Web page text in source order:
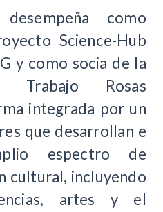
como
Science-Hub
y como socia de la
Trabajo Rosas
integrada por un
que desarrollan e
espectro de
cultural, incluyendo
artes y el